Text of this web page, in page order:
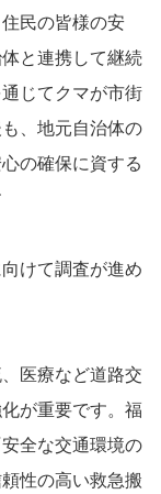
民の皆様の安
と連携して継続
じてクマが市街
、地元自治体の
の確保に資する
けて調査が進め
医療など道路交
が重要です。福
全な交通環境の
性の高い救急搬